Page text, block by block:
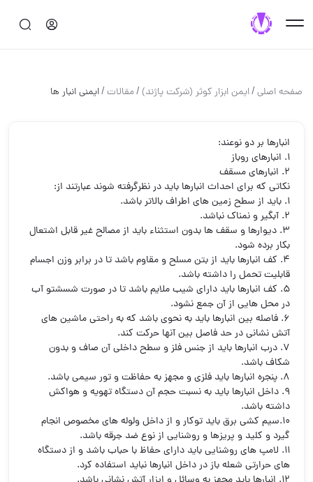
صفحه اصلی/ایمن ابزار کوثر (شرکت پاژند)/مقالات/ایمنی انبار ها
انبارها بر دو نوعند:
1. انبارهای روباز
2. انبارهای مسقف
نکاتی که برای احداث انبارها باید در نظرگرفته شوند عبارتند از:
1. باید از سطح زمین های اطراف بالاتر باشد.
2. آبگیر و نمناک نباشد.
3. دیوارها و سقف ها بدون استثناء باید از مصالح غیر قابل اشتعال
بکار برده شود.
4. کف انبارها باید از بتن مسلح و مقاوم باشد تا در برابر وزن اجسام
قابلیت تحمل را داشته باشد.
5. کف انبارها باید دارای شیب ملایم باشد تا در صورت شسشتو آب
در محل هایی از آن جمع نشود.
6. فاصله بین انبارها باید به نحوی باشد که به راحتی ماشین های
آتش نشانی در حد فاصل بین آنها حرکت کند.
7. درب انبارها باید از جنس فلز و سطح داخلی آن صاف و بدون
شکاف باشد.
8. پنجره انبارها باید فلزی و مجهز به حفاظت و تور سیمی باشد.
9. داخل انبارها باید به نسبت حجم آن دستگاه تهویه و هواکش
داشته باشد.
10.سیم کشی برق باید توکار و از داخل ولوله های مخصوص انجام
گیرد و کلید و پریزها و روشنایی از نوع ضد جرقه باشد.
11. لامپ های روشنایی باید دارای حفاظ با حباب باشد و از دستگاه
های حرارتی شعله باز در داخل انبارها نباید استفاده کرد.